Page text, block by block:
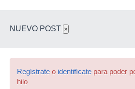
NUEVO POST ×
Regístrate o identifícate para poder
hilo